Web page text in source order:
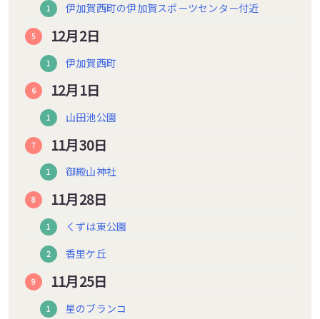
伊加賀西町の伊加賀スポーツセンター付近
12月2日
伊加賀西町
12月1日
山田池公園
11月30日
御殿山神社
11月28日
くずは東公園
香里ケ丘
11月25日
星のブランコ